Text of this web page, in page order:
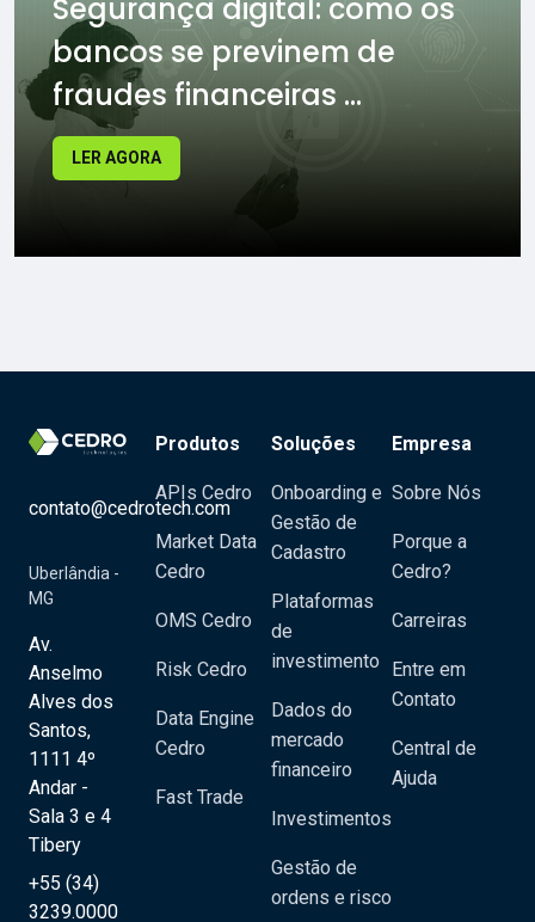
Segurança digital: como os
bancos se previnem de
fraudes financeiras ...
LER AGORA
contato@cedrotech.com
Uberlândia -
MG
Av.
Anselmo
Alves dos
Santos,
1111 4º
Andar -
Sala 3 e 4
Tibery
+55 (34)
3239.0000
Produtos
APIs Cedro
Market Data
Cedro
OMS Cedro
Risk Cedro
Data Engine
Cedro
Fast Trade
Soluções
Onboarding e
Gestão de
Cadastro
Plataformas
de
investimento
Dados do
mercado
financeiro
Investimentos
Gestão de
ordens e risco
Empresa
Sobre Nós
Porque a
Cedro?
Carreiras
Entre em
Contato
Central de
Ajuda